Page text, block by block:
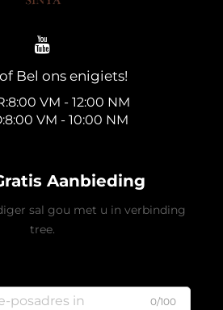
Bel ons enigiets!
VM - 12:00 NM
VM - 10:00 NM
Aanbieding
sal gou met u in verbinding
tree.
0/100